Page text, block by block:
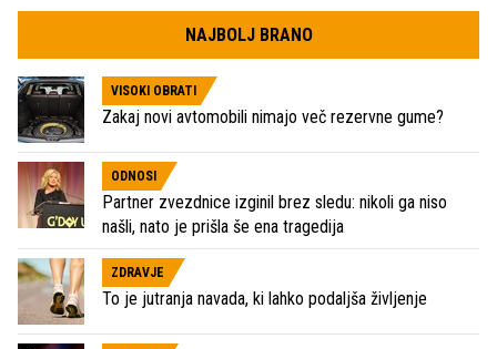
NAJBOLJ BRANO
VISOKI OBRATI
Zakaj novi avtomobili nimajo več rezervne gume?
ODNOSI
Partner zvezdnice izginil brez sledu: nikoli ga niso
našli, nato je prišla še ena tragedija
ZDRAVJE
To je jutranja navada, ki lahko podaljša življenje